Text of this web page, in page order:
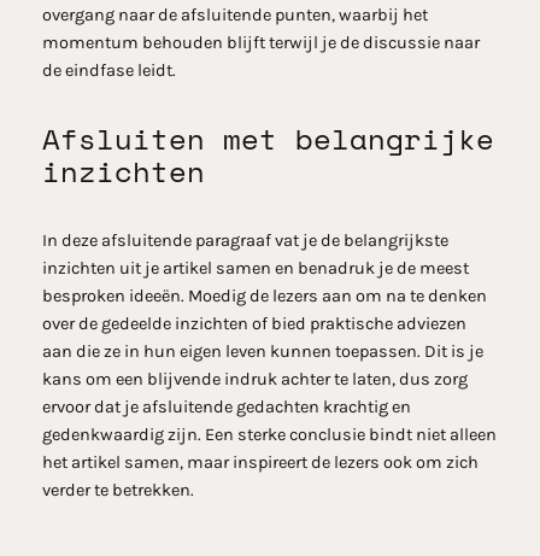
overgang naar de afsluitende punten, waarbij het
momentum behouden blijft terwijl je de discussie naar
de eindfase leidt.
Afsluiten met belangrijke
inzichten
In deze afsluitende paragraaf vat je de belangrijkste
inzichten uit je artikel samen en benadruk je de meest
besproken ideeën. Moedig de lezers aan om na te denken
over de gedeelde inzichten of bied praktische adviezen
aan die ze in hun eigen leven kunnen toepassen. Dit is je
kans om een blijvende indruk achter te laten, dus zorg
ervoor dat je afsluitende gedachten krachtig en
gedenkwaardig zijn. Een sterke conclusie bindt niet alleen
het artikel samen, maar inspireert de lezers ook om zich
verder te betrekken.